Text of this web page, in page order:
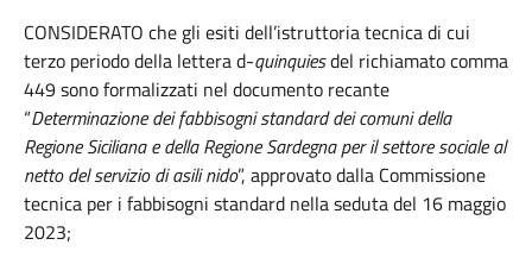
CONSIDERATO che gli esiti dell’istruttoria tecnica di cui
terzo periodo della lettera d-quinquiesdel richiamato comma
449 sono formalizzati nel documento recante
“Determinazione dei fabbisogni standard dei comuni della
Regione Siciliana e della Regione Sardegna per il settore sociale al
netto del servizio di asili nido”, approvato dalla Commissione
tecnica per i fabbisogni standard nella seduta del 16 maggio
2023;